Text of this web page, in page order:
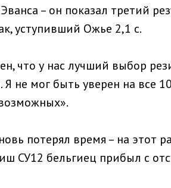
– он показал третий
уступивший Ожье 2,1 с.
что у нас лучший выбор
не мог быть уверен на все
потерял время – на этот
СУ12 бельгиец прибыл с